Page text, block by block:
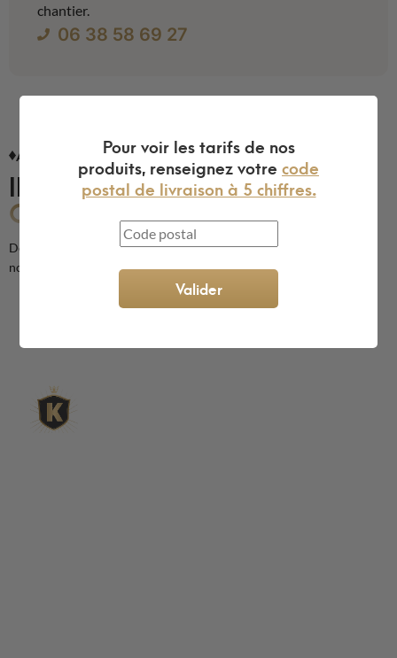
chantier.
06 38 58 69 27
AVIS CLIENTS
ILS NOUS FONT
CONFIANCE
Découvrez les avis de nos clients sur la qualité de nos produits et de
notre service
Pour voir les tarifs de nos
produits, renseignez votre code
postal de livraison à 5 chiffres.
Valider